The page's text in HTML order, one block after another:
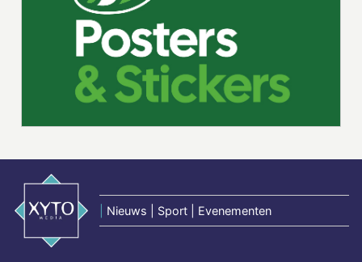
Nieuws | Sport | Evenementen